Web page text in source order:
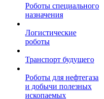
Роботы специального
назначения
Логистические
роботы
Транспорт будущего
Роботы для нефтегаза
и добычи полезных
ископаемых